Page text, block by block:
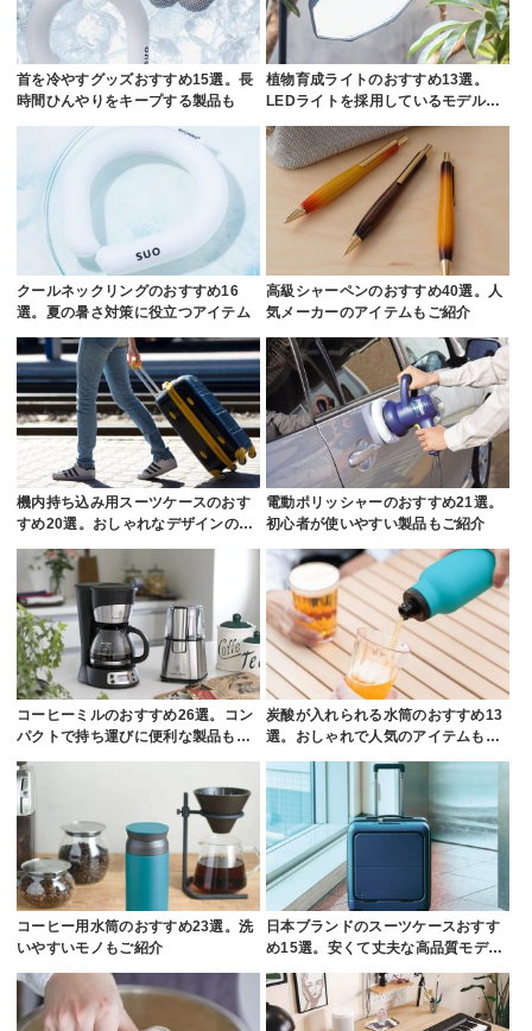
首を冷やすグッズおすすめ15選。長
時間ひんやりをキープする製品も
植物育成ライトのおすすめ13選。
LEDライトを採用しているモデル…
クールネックリングのおすすめ16
選。夏の暑さ対策に役立つアイテム
高級シャーペンのおすすめ40選。人
気メーカーのアイテムもご紹介
機内持ち込み用スーツケースのおす
すめ20選。おしゃれなデザインの…
電動ポリッシャーのおすすめ21選。
初心者が使いやすい製品もご紹介
コーヒーミルのおすすめ26選。コン
パクトで持ち運びに便利な製品も…
炭酸が入れられる水筒のおすすめ13
選。おしゃれで人気のアイテムも…
コーヒー用水筒のおすすめ23選。洗
いやすいモノもご紹介
日本ブランドのスーツケースおすす
め15選。安くて丈夫な高品質モデ…